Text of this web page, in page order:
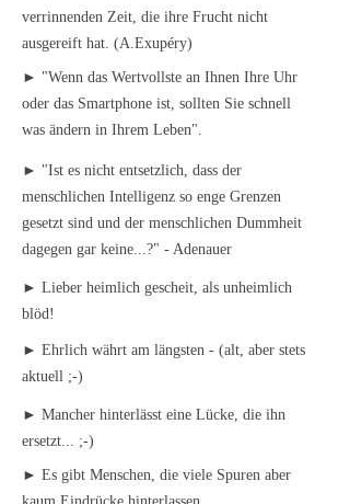
verrinnenden Zeit, die ihre Frucht nicht
ausgereift hat. (A.Exupéry)
► "Wenn das Wertvollste an Ihnen Ihre Uhr
oder das Smartphone ist, sollten Sie schnell
was ändern in Ihrem Leben".
► "Ist es nicht entsetzlich, dass der
menschlichen Intelligenz so enge Grenzen
gesetzt sind und der menschlichen Dummheit
dagegen gar keine...?" - Adenauer
► Lieber heimlich gescheit, als unheimlich
blöd!
► Ehrlich währt am längsten - (alt, aber stets
aktuell ;-)
► Mancher hinterlässt eine Lücke, die ihn
ersetzt... ;-)
► Es gibt Menschen, die viele Spuren aber